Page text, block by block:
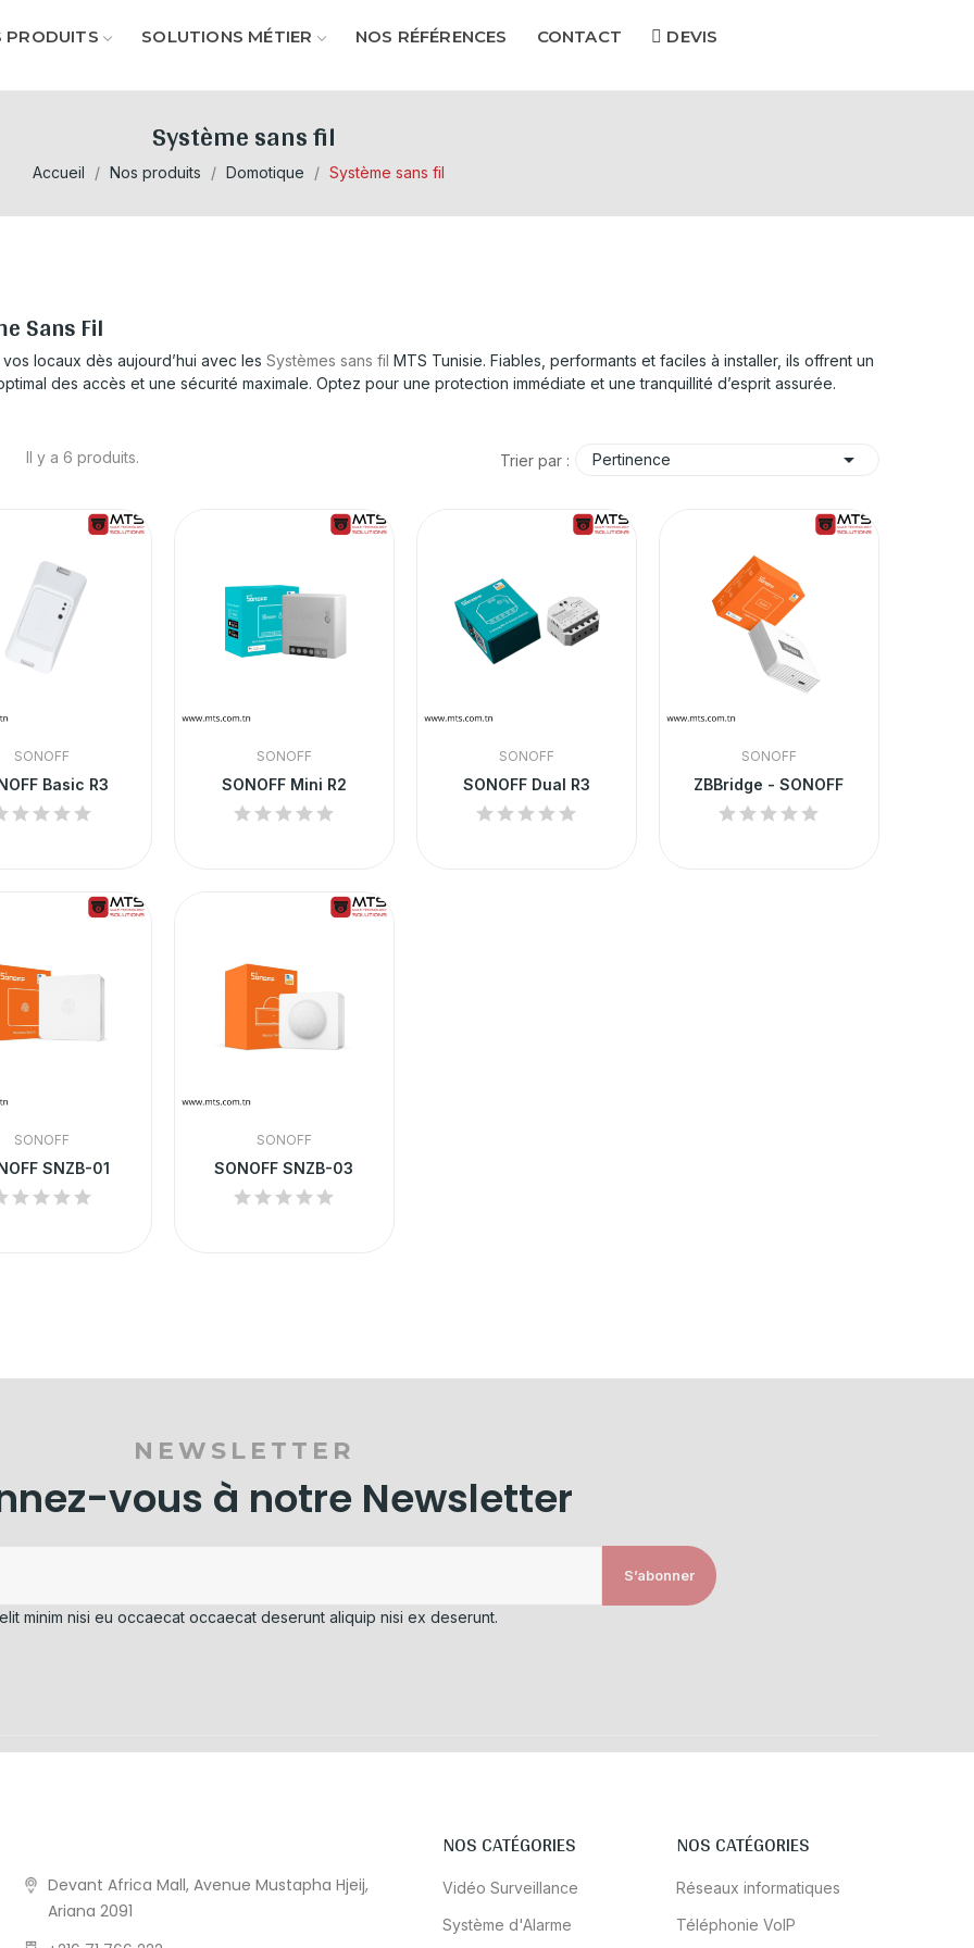
PRODUITS SOLUTIONS MÉTIER NOS RÉFÉRENCES CONTACT DEVIS
Système sans fil
Accueil Nos produits Domotique Système sans fil
Sans Fil
locaux dès aujourd’hui avec les Systèmes sans fil MTS Tunisie. Fiables, performants et faciles à installer, ils offrent un
des accès et une sécurité maximale. Optez pour une protection immédiate et une tranquillité d’esprit assurée.
Il y a 6 produits. Trier par : Pertinence 
SONOFF
Basic R3
SONOFF
SONOFF Mini R2
SONOFF
SONOFF Dual R3
SONOFF
ZBBridge - SONOFF
SONOFF
SNZB-01
SONOFF
SONOFF SNZB-03
NEWSLETTER
vous à notre Newsletter
S’abonner
minim nisi eu occaecat occaecat deserunt aliquip nisi ex deserunt.
Devant Africa Mall, Avenue Mustapha Hjeij,
Ariana 2091
NOS CATÉGORIES
Vidéo Surveillance
Système d'Alarme
NOS CATÉGORIES
Réseaux informatiques
Téléphonie VoIP